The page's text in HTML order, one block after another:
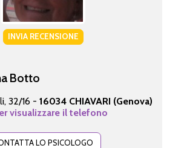
INVIA RECENSIONE
Botto
32/16 - 16034 CHIAVARI (Genova)
visualizzare il telefono
LO PSICOLOGO